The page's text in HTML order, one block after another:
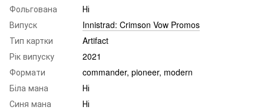
Фольгована
Ні
Випуск
Innistrad: Crimson Vow Promos
Тип картки
Artifact
Рік випуску
2021
Формати
commander, pioneer, modern
Біла мана
Ні
Синя мана
Ні